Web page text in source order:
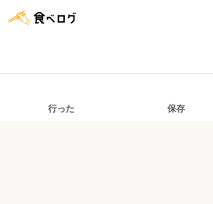
行った 保存